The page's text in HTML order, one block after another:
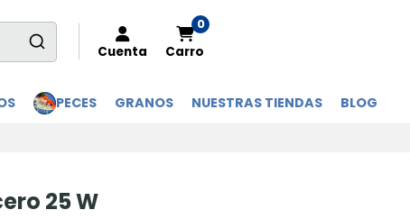
Cuenta
0
Carro
PECES GRANOS NUESTRAS TIENDAS BLOG
25 W